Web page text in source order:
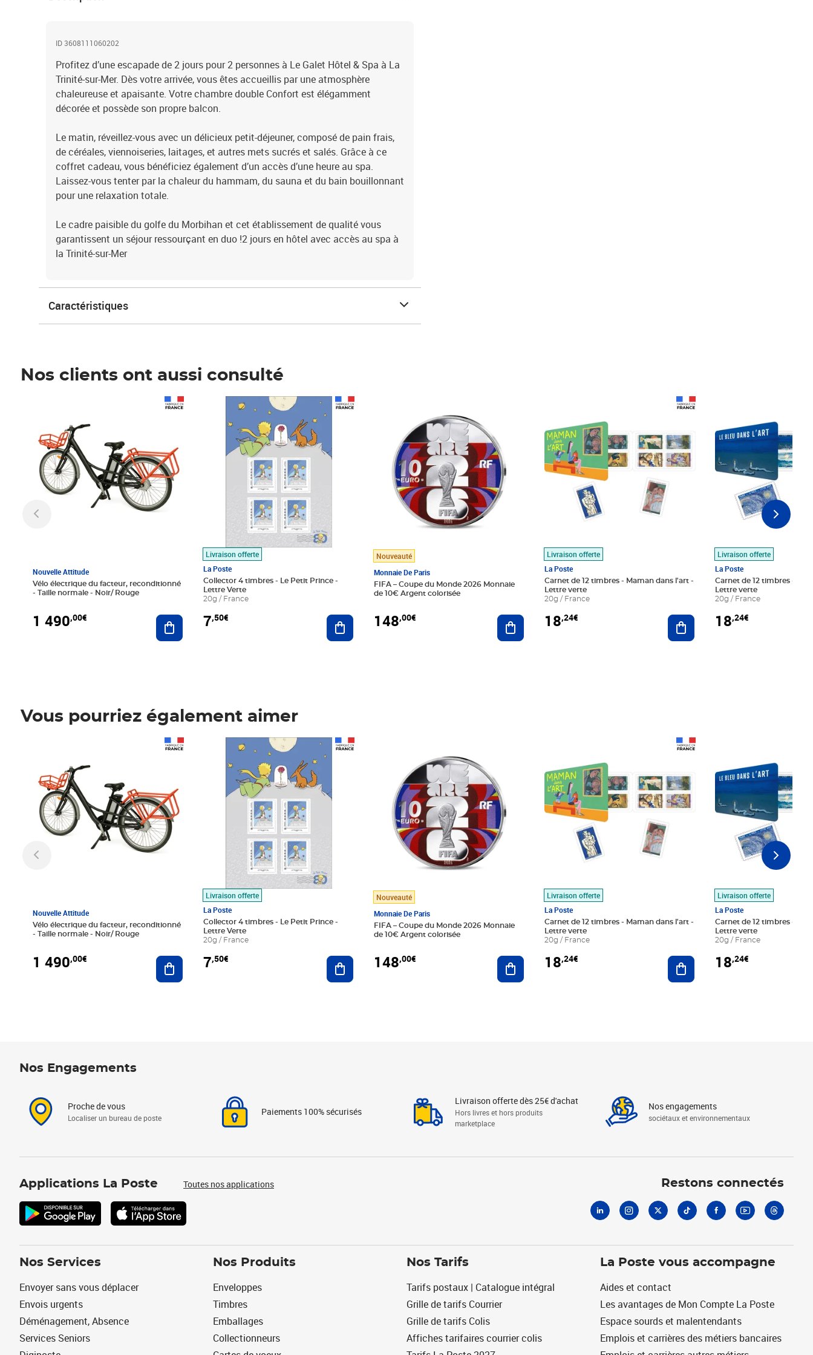
ID 3608111060202
Profitez d’une escapade de 2 jours pour 2 personnes à Le Galet Hôtel & Spa à La
Trinité-sur-Mer. Dès votre arrivée, vous êtes accueillis par une atmosphère
chaleureuse et apaisante. Votre chambre double Confort est élégamment
décorée et possède son propre balcon.
Le matin, réveillez-vous avec un délicieux petit-déjeuner, composé de pain frais,
de céréales, viennoiseries, laitages, et autres mets sucrés et salés. Grâce à ce
coffret cadeau, vous bénéficiez également d’un accès d’une heure au spa.
Laissez-vous tenter par la chaleur du hammam, du sauna et du bain bouillonnant
pour une relaxation totale.
Le cadre paisible du golfe du Morbihan et cet établissement de qualité vous
garantissent un séjour ressourçant en duo !2 jours en hôtel avec accès au spa à
la Trinité-sur-Mer
Caractéristiques
Nos clients ont aussi consulté
Nouvelle Attitude
Vélo électrique du facteur, reconditionné
- Taille normale - Noir/ Rouge
1 490,00€ Ajouter au panier
Livraison offerte
La Poste
Collector 4 timbres - Le Petit Prince -
Lettre Verte
20g / France
7,50€
Prix 7,50€
Ajouter au panier
Nouveauté
Monnaie De Paris
FIFA – Coupe du Monde 2026 Monnaie
de 10€ Argent colorisée
148,00€ Ajouter au panier
Livraison offerte
La Poste
Carnet de 12 timbres - Maman dans l'art -
Lettre verte
20g / France
18,24€ Ajouter au panier
Livraison offerte
La Poste
Carnet de 12 timbres - Le
Lettre verte
20g / France
18,24€
Vous pourriez également aimer
Nouvelle Attitude
Vélo électrique du facteur, reconditionné
- Taille normale - Noir/ Rouge
1 490,00€ Ajouter au panier
Livraison offerte
La Poste
Collector 4 timbres - Le Petit Prince -
Lettre Verte
20g / France
7,50€
Prix 7,50€
Ajouter au panier
Nouveauté
Monnaie De Paris
FIFA – Coupe du Monde 2026 Monnaie
de 10€ Argent colorisée
148,00€ Ajouter au panier
Livraison offerte
La Poste
Carnet de 12 timbres - Maman dans l'art -
Lettre verte
20g / France
18,24€ Ajouter au panier
Livraison offerte
La Poste
Carnet de 12 timbres - Le
Lettre verte
20g / France
18,24€
Nos Engagements
Proche de vous
Localiser un bureau de poste
Paiements 100% sécurisés
Livraison offerte dès 25€ d'achat
Hors livres et hors produits
marketplace
Nos engagements
sociétaux et environnementaux
Applications La Poste Toutes nos applications Restons connectés
Nos Services
Envoyer sans vous déplacer
Envois urgents
Déménagement, Absence
Services Seniors
Nos Produits
Enveloppes
Timbres
Emballages
Collectionneurs
Nos Tarifs
Tarifs postaux | Catalogue intégral
Grille de tarifs Courrier
Grille de tarifs Colis
Affiches tarifaires courrier colis
La Poste vous accompagne
Aides et contact
Les avantages de Mon Compte La Poste
Espace sourds et malentendants
Emplois et carrières des métiers bancaires